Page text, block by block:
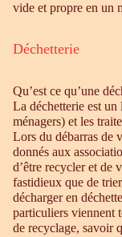
vide et propre en un
Déchetterie
Qu’est ce qu’une
La déchetterie est
ménagers) et les
Lors du débarras de
donnés aux
d’être recycler et de
fastidieux que de
décharger en
particuliers viennent
de recyclage, savoir